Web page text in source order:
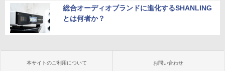
総合オーディオブランドに進化するSHANLING
とは何者か？
本サイトのご利用について お問い合わせ